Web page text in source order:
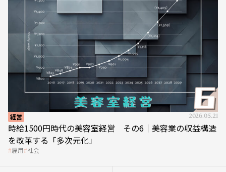
経営 2026.05.21
時給1500円時代の美容室経営 その6｜美容業の収益構造
を改革する「多次元化」
雇用 社会